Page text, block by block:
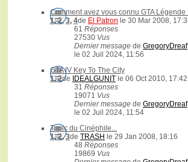
Comment avez vous connu GTA Légende
1,2,3, 4de El Patron le 30 Mar 2008,
61 Réponses
27530 Vus
Dernier message de GregoryDreaf
le 02 Juil 2024, 11:56
GTA IV Key To The City
1,2de IDEALGUNITle 06 Oct 2010, 17:42
31 Réponses
19071 Vus
Dernier message de GregoryDreaf
le 02 Juil 2024, 11:54
Topic du Cinéphile...
1,2,3de TRASH le 29 Jan 2008, 18:16
48 Réponses
19869 Vus